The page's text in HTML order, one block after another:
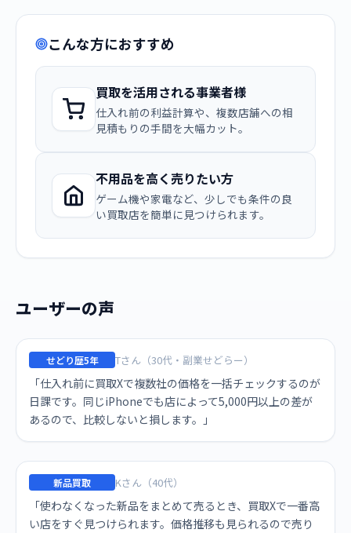
こんな方におすすめ
買取を活用される事業者様
仕入れ前の利益計算や、複数店舗への相
見積もりの手間を大幅カット。
不用品を高く売りたい方
ゲーム機や家電など、少しでも条件の良
い買取店を簡単に見つけられます。
ユーザーの声
せどり歴5年 Tさん（30代・副業せどらー）
「仕入れ前に買取Xで複数社の価格を一括チェックするのが
日課です。同じiPhoneでも店によって5,000円以上の差が
あるので、比較しないと損します。」
新品買取 Kさん（40代）
「使わなくなった新品をまとめて売るとき、買取Xで一番高
い店をすぐ見つけられます。価格推移も見られるので売り